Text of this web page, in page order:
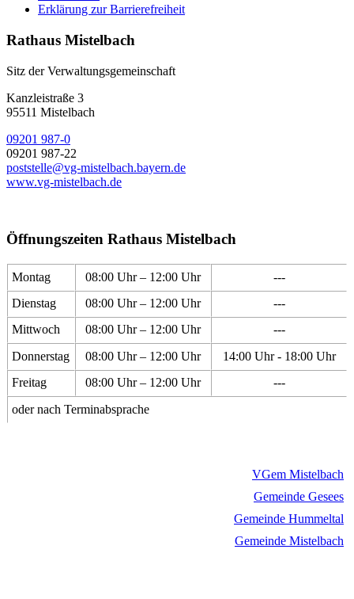
Erklärung zur Barrierefreiheit
Rathaus Mistelbach
Sitz der Verwaltungsgemeinschaft
Kanzleistraße 3
95511 Mistelbach
09201 987-0
09201 987-22
poststelle@vg-mistelbach.bayern.de
www.vg-mistelbach.de
Öffnungszeiten Rathaus Mistelbach
Montag 08:00 Uhr – 12:00 Uhr
---
Dienstag
08:00 Uhr – 12:00 Uhr
---
Mittwoch
08:00 Uhr – 12:00 Uhr
---
Donnerstag
08:00 Uhr – 12:00 Uhr
14:00 Uhr - 18:00 Uhr
Freitag
08:00 Uhr – 12:00 Uhr
---
oder nach Terminabsprache
VGem Mistelbach
Gemeinde Gesees
Gemeinde Hummeltal
Gemeinde Mistelbach